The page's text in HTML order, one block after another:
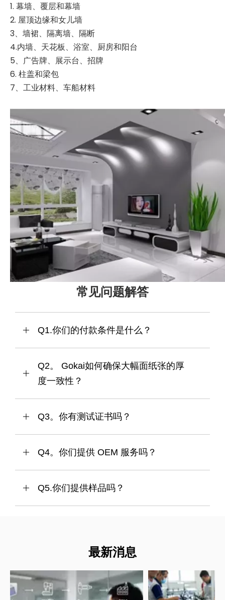
1. 幕墙、覆层和幕墙
2. 屋顶边缘和女儿墙
3、墙裙、隔离墙、隔断
4.内墙、天花板、浴室、厨房和阳台
5、广告牌、展示台、招牌
6. 柱盖和梁包
7、工业材料、车船材料
0.1毫米铝厚铝塑复合板，0.1毫米铝厚铝塑板，批发，中
国，定制，散装，OEM，制造商，供应商，工厂，中国制
造，价格
上一条:
常见问题解答
Q1.你们的付款条件是什么？
Q2。 Gokai如何确保大幅面纸张的厚
度一致性？
Q3。你有测试证书吗？
Q4。你们提供 OEM 服务吗？
Q5.你们提供样品吗？
最新消息